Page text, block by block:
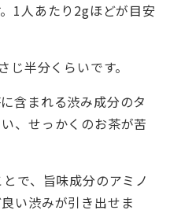
1人あたり2gほどが目安
半分くらいです。
含まれる渋み成分のタ
、せっかくのお茶が苦
で、旨味成分のアミノ
い渋みが引き出せま